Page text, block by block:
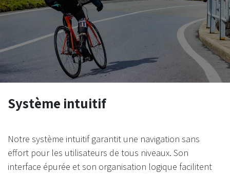
Système intuitif
Notre système intuitif garantit une navigation sans
effort pour les utilisateurs de tous niveaux. Son
interface épurée et son organisation logique facilitent